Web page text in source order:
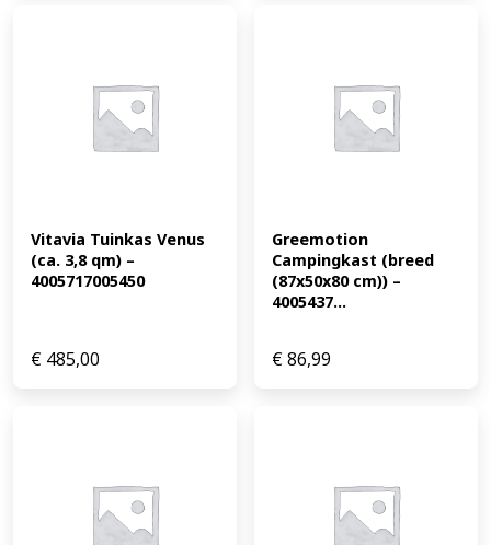
Vitavia Tuinkas Venus
(ca. 3,8 qm) –
4005717005450
€ 485,00
Greemotion
Campingkast (breed
(87x50x80 cm)) –
4005437...
€86,99